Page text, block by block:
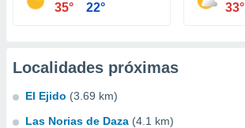
35° 22° 33°
Localidades próximas
El Ejido (3.69 km)
Las Norias de Daza (4.1 km)